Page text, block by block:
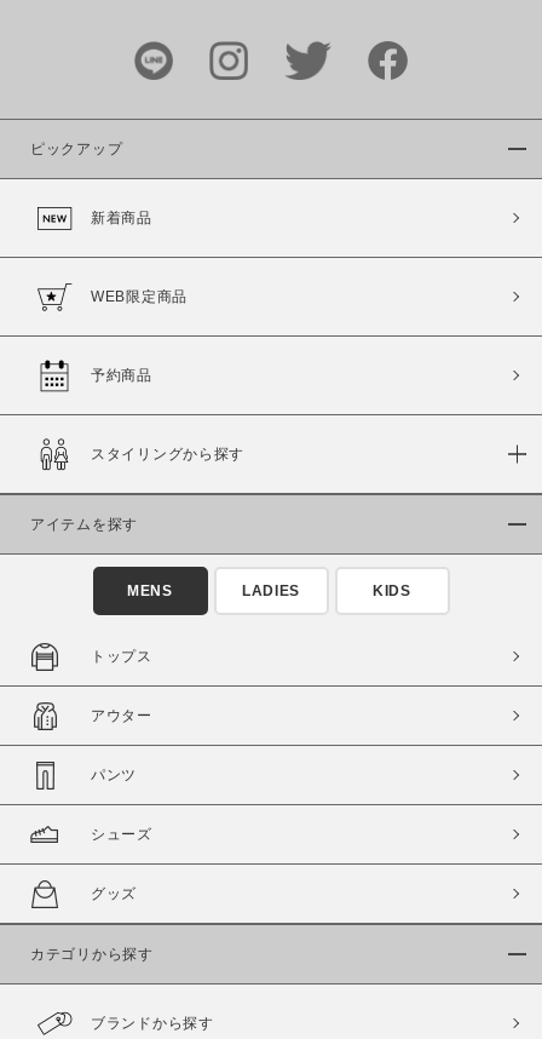
在庫
ピックアップ
新着商品
WEB限定商品
予約商品
スタイリングから探す
アイテムを探す
MENS LADIES KIDS
トップス
アウター
パンツ
シューズ
グッズ
カテゴリから探す
ブランドから探す